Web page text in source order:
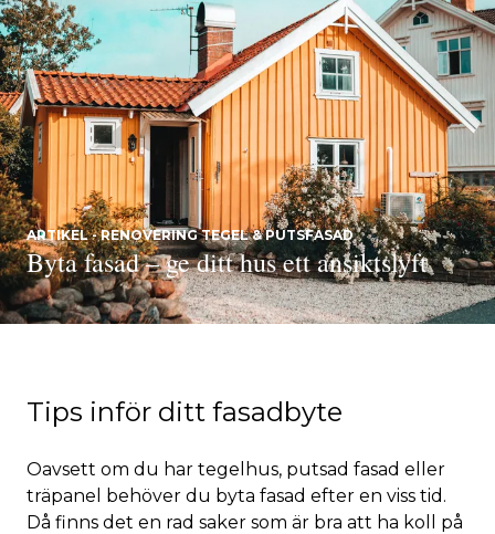
Tips inför ditt fasadbyte
Oavsett om du har tegelhus, putsad fasad eller
träpanel behöver du byta fasad efter en viss tid.
Då finns det en rad saker som är bra att ha koll på
ARTIKEL - RENOVERING TEGEL & PUTSFASAD
Byta fasad – ge ditt hus ett ansiktslyft